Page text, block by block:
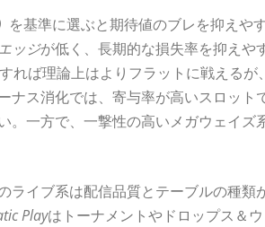
を基準に選ぶと期待値のブレを抑えや
ッジが低く、長期的な損失率を抑えや
れば理論上はよりフラットに戦えるが
ナス消化では、寄与率が高いスロット
。一方で、一撃性の高いメガウェイズ
ライブ系は配信品質とテーブルの種類
Playはトーナメントやドロップス＆